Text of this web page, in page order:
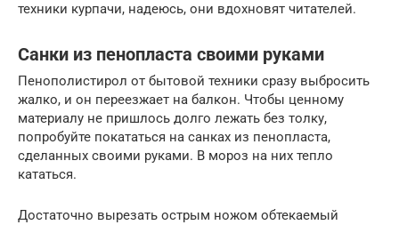
техники курпачи, надеюсь, они вдохновят читателей.
Санки из пенопласта своими руками
Пенополистирол от бытовой техники сразу выбросить
жалко, и он переезжает на балкон. Чтобы ценному
материалу не пришлось долго лежать без толку,
попробуйте покататься на санках из пенопласта,
сделанных своими руками. В мороз на них тепло
кататься.
Достаточно вырезать острым ножом обтекаемый